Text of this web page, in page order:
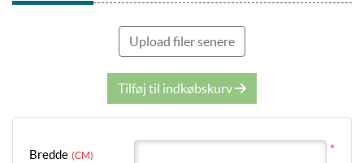
Upload filer senere
Tilføj til indkøbskurv
Bredde (CM) *